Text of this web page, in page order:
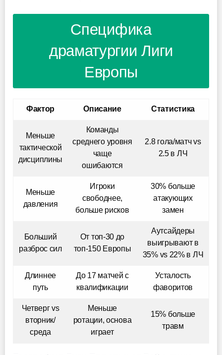
Специфика
драматургии Лиги
Европы
Фактор Описание Статистика
Меньше
тактической
дисциплины
Команды
среднего уровня
чаще
ошибаются
2.8 гола/матч vs
2.5 в ЛЧ
Меньше
давления
Игроки
свободнее,
больше рисков
30% больше
атакующих
замен
Больший
разброс сил
От топ-30 до
топ-150 Европы
Аутсайдеры
выигрывают в
35% vs 22% в ЛЧ
Длиннее
путь
До 17 матчей с
квалификации
Усталость
фаворитов
Четверг vs
вторник/
среда
Меньше
ротации, основа
играет
15% больше
травм